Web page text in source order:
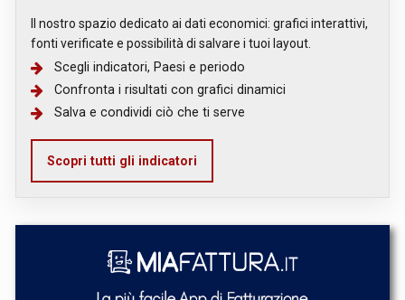
Il nostro spazio dedicato ai dati economici: grafici interattivi,
fonti verificate e possibilità di salvare i tuoi layout.
Scegli indicatori, Paesi e periodo
Confronta i risultati con grafici dinamici
Salva e condividi ciò che ti serve
Scopri tutti gli indicatori